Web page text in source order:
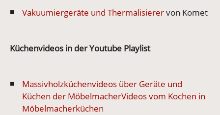
Vakuumiergeräte und Thermalisierervon Komet
Küchenvideos in der Youtube Playlist
Massivholzküchenvideos über Geräte und
Küchen der MöbelmacherVideos vom Kochen in
Möbelmacherküchen